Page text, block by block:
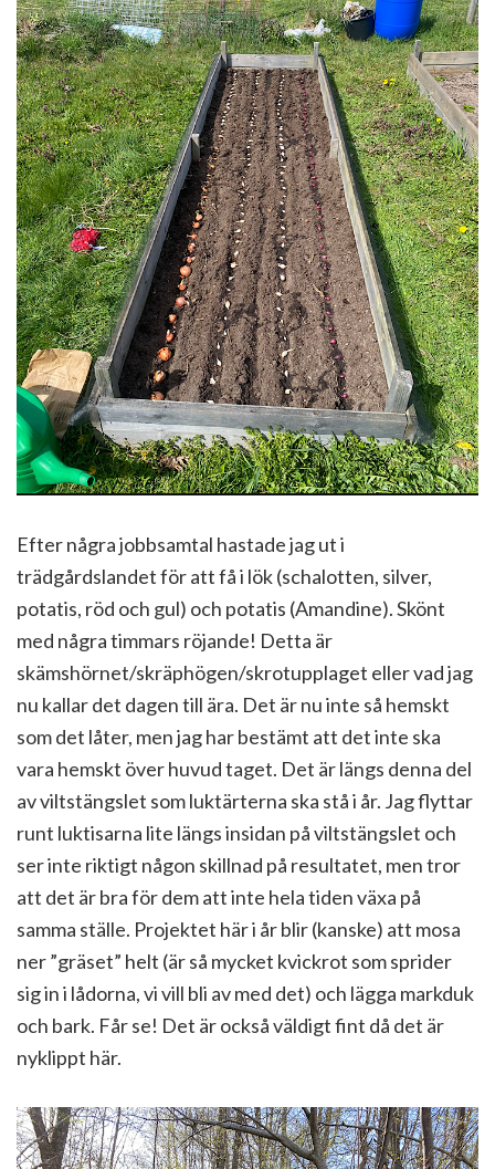
Efter några jobbsamtal hastade jag ut i
trädgårdslandet för att få i lök (schalotten, silver,
potatis, röd och gul) och potatis (Amandine). Skönt
med några timmars röjande! Detta är
skämshörnet/skräphögen/skrotupplaget eller vad jag
nu kallar det dagen till ära. Det är nu inte så hemskt
som det låter, men jag har bestämt att det inte ska
vara hemskt över huvud taget. Det är längs denna del
av viltstängslet som luktärterna ska stå i år. Jag flyttar
runt luktisarna lite längs insidan på viltstängslet och
ser inte riktigt någon skillnad på resultatet, men tror
att det är bra för dem att inte hela tiden växa på
samma ställe. Projektet här i år blir (kanske) att mosa
ner ”gräset” helt (är så mycket kvickrot som sprider
sig in i lådorna, vi vill bli av med det) och lägga markduk
och bark. Får se! Det är också väldigt fint då det är
nyklippt här.